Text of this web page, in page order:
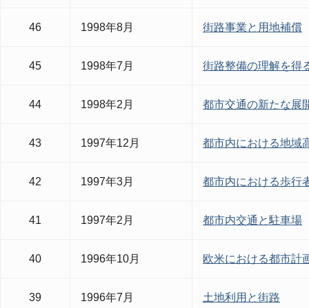
46 1998年8月 街路事業と用地補償
45 1998年7月 街路整備の理解を得
44 1998年2月 都市交通の新たな展
43 1997年12月 都市内における地域
42 1997年3月 都市内における歩行
41 1997年2月 都市内交通と駐車場
40 1996年10月 欧米における都市計
39 1996年7月 土地利用と街路